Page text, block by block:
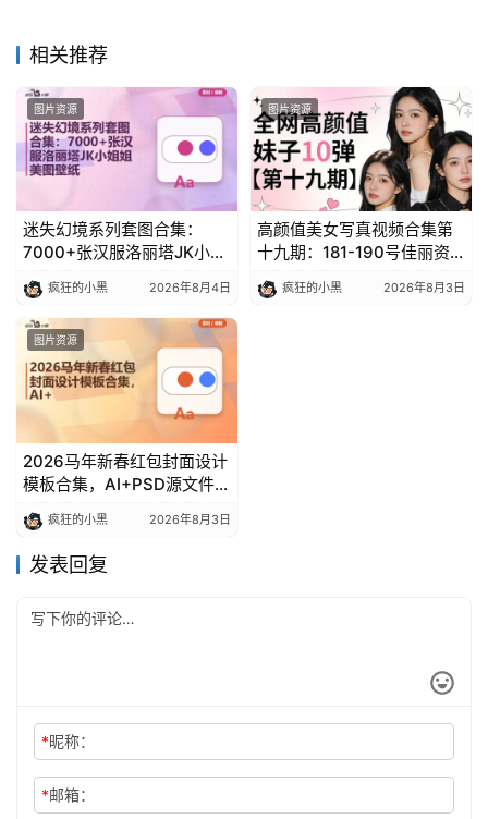
相关推荐
图片资源
迷失幻境系列套图合集：
7000+张汉服洛丽塔JK小姐
姐美图壁纸免费分享
疯狂的小黑 2026年8月4日
图片资源
高颜值美女写真视频合集第
十九期：181-190号佳丽资
源包
疯狂的小黑 2026年8月3日
图片资源
2026马年新春红包封面设计
模板合集，AI+PSD源文件免
疯狂的小黑 2026年8月3日
发表回复
*昵称：
*邮箱：